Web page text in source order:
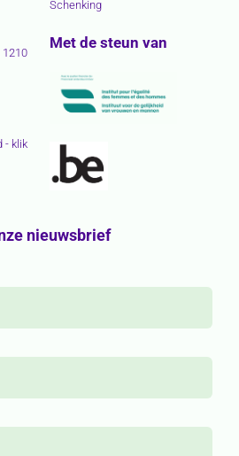
1210
- klik
Schenking
Met de steun van
nieuwsbrief